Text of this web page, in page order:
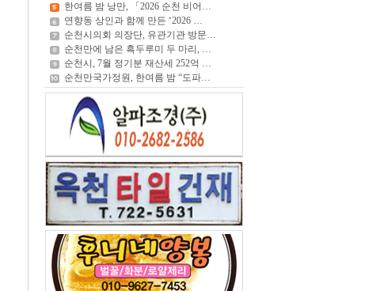
한여름 밤 낭만, 「2026 순천 비어…
연향동 상인과 함께 만든 ‘2026 …
순천시의회 의장단, 유관기관 방문…
순천만에 남은 흑두루미 두 마리, …
순천시, 7월 정기분 재산세 252억 …
순천만국가정원, 한여름 밤 “도파…